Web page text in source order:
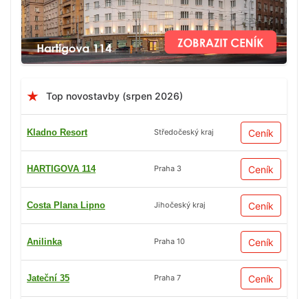
Top novostavby (srpen 2026)
Kladno Resort Středočeský kraj Ceník
HARTIGOVA 114 Praha 3 Ceník
Costa Plana Lipno Jihočeský kraj Ceník
Anilinka Praha 10 Ceník
Jateční 35 Praha 7 Ceník